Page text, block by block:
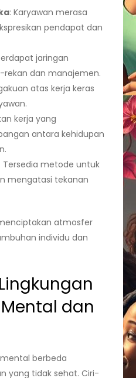
: Karyawan merasa
pendapat dan
jaringan
rekan dan manajemen.
atas kerja keras
kerja yang
antara kehidupan
: Tersedia metode untuk
mengatasi tekanan
atmosfer
individu dan
dan
berbeda
yang tidak sehat. Ciri-